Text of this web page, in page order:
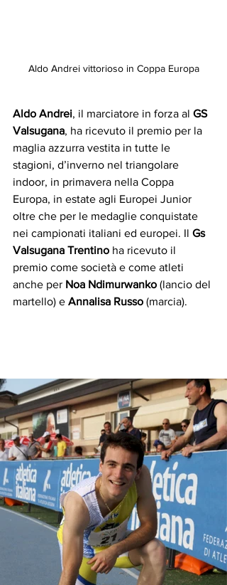
Aldo Andrei vittorioso in Coppa Europa
Aldo Andrei, il marciatore in forza al GS
Valsugana, ha ricevuto il premio per la
maglia azzurra vestita in tutte le
stagioni, d’inverno nel triangolare
indoor, in primavera nella Coppa
Europa, in estate agli Europei Junior
oltre che per le medaglie conquistate
nei campionati italiani ed europei. Il Gs
Valsugana Trentino ha ricevuto il
premio come società e come atleti
anche per Noa Ndimurwanko (lancio del
martello) e Annalisa Russo (marcia).